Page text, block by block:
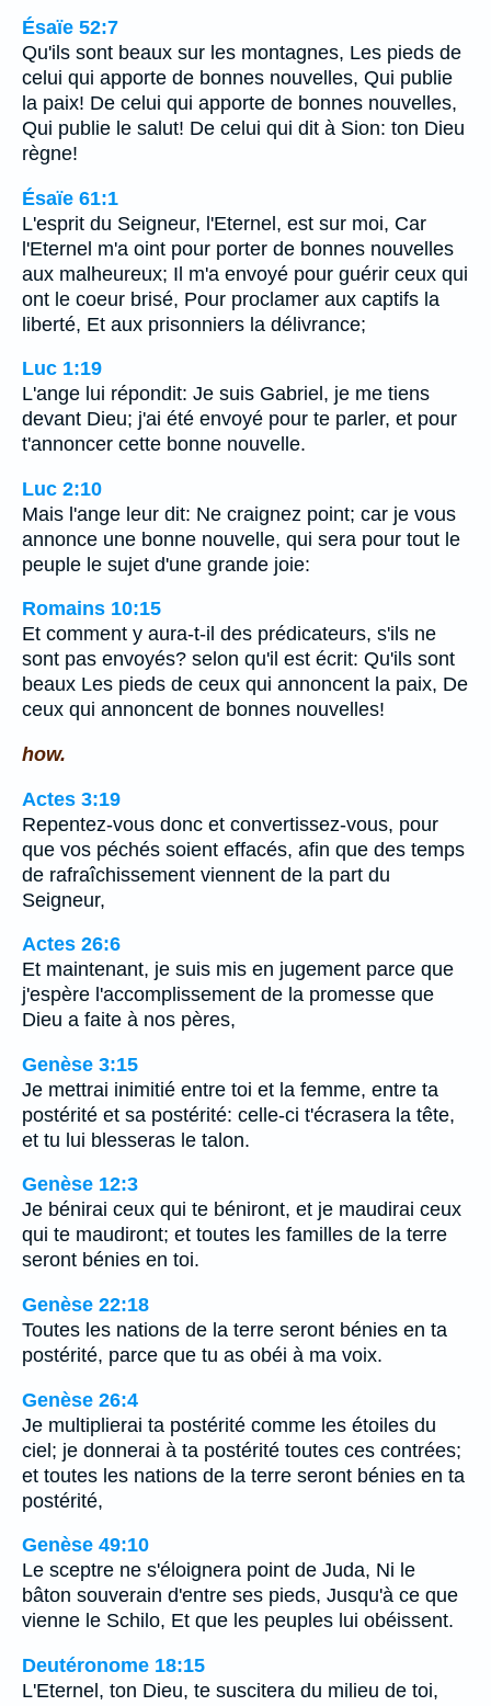
Ésaïe 52:7
Qu'ils sont beaux sur les montagnes, Les pieds de
celui qui apporte de bonnes nouvelles, Qui publie
la paix! De celui qui apporte de bonnes nouvelles,
Qui publie le salut! De celui qui dit à Sion: ton Dieu
règne!
Ésaïe 61:1
L'esprit du Seigneur, l'Eternel, est sur moi, Car
l'Eternel m'a oint pour porter de bonnes nouvelles
aux malheureux; Il m'a envoyé pour guérir ceux qui
ont le coeur brisé, Pour proclamer aux captifs la
liberté, Et aux prisonniers la délivrance;
Luc 1:19
L'ange lui répondit: Je suis Gabriel, je me tiens
devant Dieu; j'ai été envoyé pour te parler, et pour
t'annoncer cette bonne nouvelle.
Luc 2:10
Mais l'ange leur dit: Ne craignez point; car je vous
annonce une bonne nouvelle, qui sera pour tout le
peuple le sujet d'une grande joie:
Romains 10:15
Et comment y aura-t-il des prédicateurs, s'ils ne
sont pas envoyés? selon qu'il est écrit: Qu'ils sont
beaux Les pieds de ceux qui annoncent la paix, De
ceux qui annoncent de bonnes nouvelles!
how.
Actes 3:19
Repentez-vous donc et convertissez-vous, pour
que vos péchés soient effacés, afin que des temps
de rafraîchissement viennent de la part du
Seigneur,
Actes 26:6
Et maintenant, je suis mis en jugement parce que
j'espère l'accomplissement de la promesse que
Dieu a faite à nos pères,
Genèse 3:15
Je mettrai inimitié entre toi et la femme, entre ta
postérité et sa postérité: celle-ci t'écrasera la tête,
et tu lui blesseras le talon.
Genèse 12:3
Je bénirai ceux qui te béniront, et je maudirai ceux
qui te maudiront; et toutes les familles de la terre
seront bénies en toi.
Genèse 22:18
Toutes les nations de la terre seront bénies en ta
postérité, parce que tu as obéi à ma voix.
Genèse 26:4
Je multiplierai ta postérité comme les étoiles du
ciel; je donnerai à ta postérité toutes ces contrées;
et toutes les nations de la terre seront bénies en ta
postérité,
Genèse 49:10
Le sceptre ne s'éloignera point de Juda, Ni le
bâton souverain d'entre ses pieds, Jusqu'à ce que
vienne le Schilo, Et que les peuples lui obéissent.
Deutéronome 18:15
L'Eternel, ton Dieu, te suscitera du milieu de toi,